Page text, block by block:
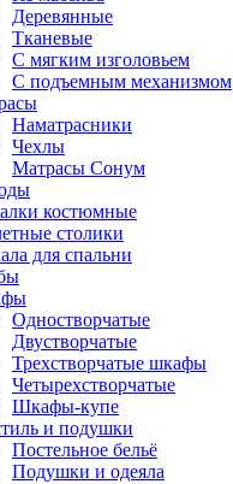
Деревянные
Тканевые
С мягким изголовьем
С подъемным механизмом
Наматрасники
Чехлы
Матрасы Сонум
костюмные
столики
для спальни
Одностворчатые
Двустворчатые
Трехстворчатые шкафы
Четырехстворчатые
Шкафы-купе
и подушки
Постельное бельё
Подушки и одеяла